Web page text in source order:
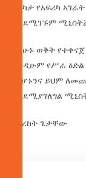
በርካታ የአፍሪካ
እንደሚገኙም
በአሁኑ ወቅት
እንዲሁም የሥራ
መሆኑንና ይህም
እንደሚያገለግል
በበረከት ጌታቸው